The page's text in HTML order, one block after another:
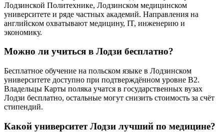
Лодзинской Политехнике, Лодзинском медицинском
университете и ряде частных академий. Направления на
английском охватывают медицину, IT, инженерию и
экономику.
Можно ли учиться в Лодзи бесплатно?
Бесплатное обучение на польском языке в Лодзинском
университете доступно при подтверждённом уровне B2.
Владельцы Карты поляка учатся в государственных вузах
Лодзи бесплатно, остальные могут снизить стоимость за счёт
стипендий.
Какой университет Лодзи лучший по медицине?